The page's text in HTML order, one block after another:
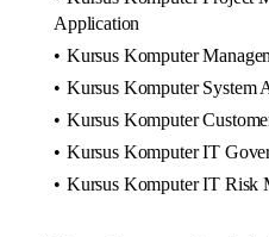
Application
Kursus Komputer
Kursus Komputer System
Kursus Komputer
Kursus Komputer IT
Kursus Komputer IT Risk